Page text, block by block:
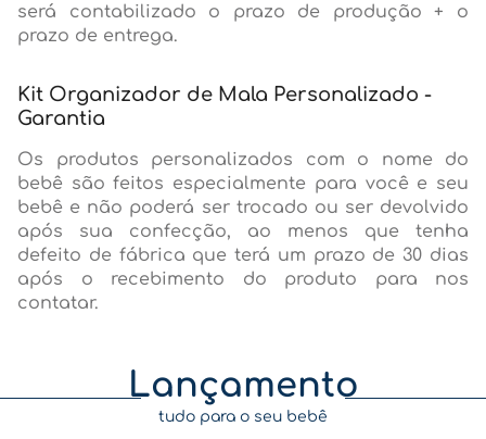
será contabilizado o prazo de produção + o
prazo de entrega.
Kit Organizador de Mala Personalizado -
Garantia
Os produtos personalizados com o nome do
bebê são feitos especialmente para você e seu
bebê e não poderá ser trocado ou ser devolvido
após sua confecção, ao menos que tenha
defeito de fábrica que terá um prazo de 30 dias
após o recebimento do produto para nos
contatar.
Lançamento
tudo para o seu bebê